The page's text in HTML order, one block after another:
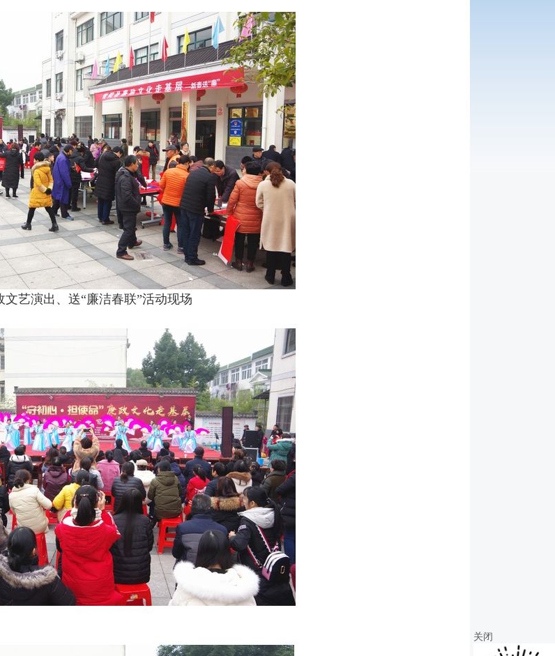
文艺演出、送“廉洁春联”活动现场
关闭